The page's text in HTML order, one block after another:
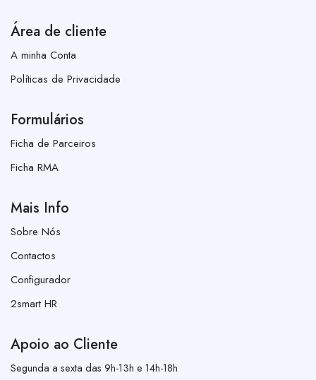
Área de cliente
A minha Conta
Políticas de Privacidade
Formulários
Ficha de Parceiros
Ficha RMA
Mais Info
Sobre Nós
Contactos
Configurador
2smart HR
Apoio ao Cliente
Segunda a sexta das 9h-13h e 14h-18h